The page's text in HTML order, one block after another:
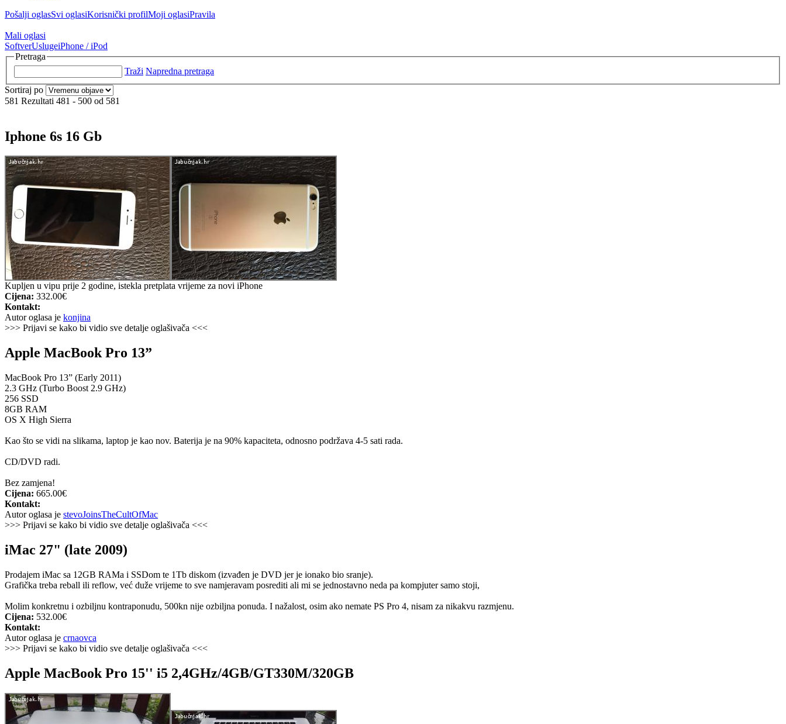
Pošalji oglasSvi oglasiKorisnički profilMoji oglasiPravila
Mali oglasi
SoftverUslugeiPhone / iPod
Pretraga
Traži Napredna pretraga
Sortiraj po
581 Rezultati 481 - 500 od 581
Iphone 6s 16 Gb
Kupljen u vipu prije 2 godine, istekla pretplata vrijeme za novi iPhone
Cijena: 332.00€
Kontakt:
Autor oglasa je konjina
>>> Prijavi se kako bi vidio sve detalje oglašivača <<<
Apple MacBook Pro 13”
MacBook Pro 13” (Early 2011)
2.3 GHz (Turbo Boost 2.9 GHz)
256 SSD
8GB RAM
OS X High Sierra
Kao što se vidi na slikama, laptop je kao nov. Baterija je na 90% kapaciteta, odnosno podržava 4-5 sati rada.
CD/DVD radi.
Bez zamjena!
Cijena: 665.00€
Kontakt:
Autor oglasa je stevoJoinsTheCultOfMac
>>> Prijavi se kako bi vidio sve detalje oglašivača <<<
iMac 27" (late 2009)
Prodajem iMac sa 12GB RAMa i SSDom te 1Tb diskom (izvađen je DVD jer je ionako bio sranje).
Grafička treba reball ili reflow, već duže vrijeme to sve namjeravam posrediti ali mi se jednostavno neda pa kompjuter samo stoji,
Molim konkretnu i ozbiljnu kontraponudu, 500kn nije ozbiljna ponuda. I nažalost, osim ako nemate PS Pro 4, nisam za nikakvu razmjenu.
Cijena: 532.00€
Kontakt:
Autor oglasa je crnaovca
>>> Prijavi se kako bi vidio sve detalje oglašivača <<<
Apple MacBook Pro 15'' i5 2,4GHz/4GB/GT330M/320GB